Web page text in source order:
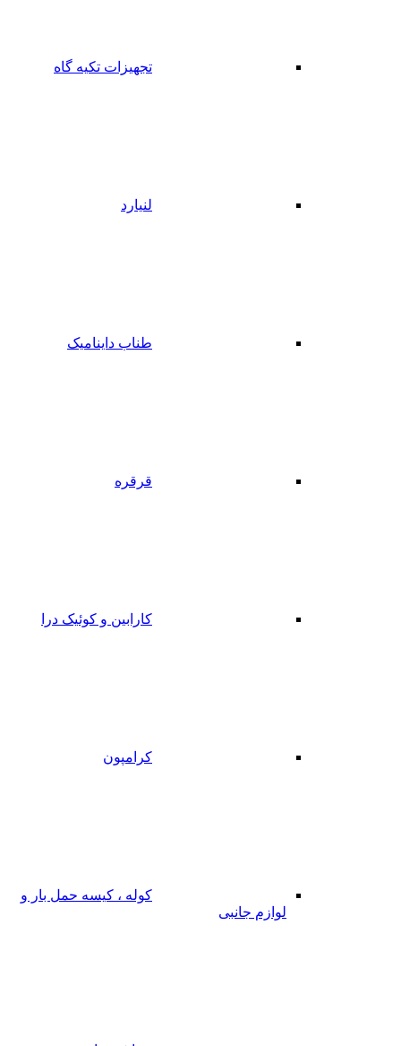
تجهیزات تکیه گاه
لنیارد
طناب داینامیک
قرقره
کارابین و کوئیک درا
کرامپون
کوله ، کیسه حمل بار و
لوازم جانبی